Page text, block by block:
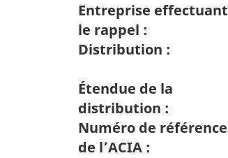
Entreprise effectuant
le rappel :
Distribution :
Étendue de la
distribution :
Numéro de référence
de l’ACIA :